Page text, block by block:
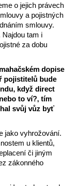
o jejich právech
a pojistných
smlouvy.
Najdou tam i
za dobu
dopise
pojistitelů bude
když direct
to ví?, tím
svůj vůz byť
jako vyhrožování.
u klientů,
či jiným
zákonného